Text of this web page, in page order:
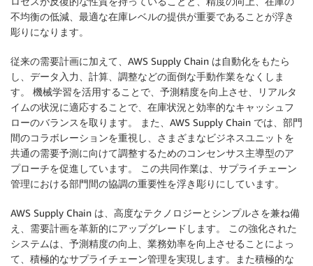
不均衡の低減、最適な在庫レベルの提供が重要であることが浮き
彫りになります。
従来の需要計画に加えて、AWS Supply Chain は自動化をもたら
し、データ入力、計算、調整などの面倒な手動作業をなくしま
す。 機械学習を活用することで、予測精度を向上させ、リアルタ
イムの状況に適応することで、在庫状況と効率的なキャッシュフ
ローのバランスを取ります。 また、AWS Supply Chain では、部門
間のコラボレーションを重視し、さまざまなビジネスユニットを
共通の需要予測に向けて調整するためのコンセンサス主導型のア
プローチを促進しています。 この共同作業は、サプライチェーン
管理における部門間の協調の重要性を浮き彫りにしています。
AWS Supply Chain は、高度なテクノロジーとシンプルさを兼ね備
え、需要計画を革新的にアップグレードします。 この強化された
システムは、予測精度の向上、業務効率を向上させることによっ
て、積極的なサプライチェーン管理を実現します。また積極的な